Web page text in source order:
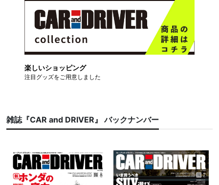
楽しいショッピング
注目グッズをご用意しました
雑誌『CAR and DRIVER』 バックナンバー